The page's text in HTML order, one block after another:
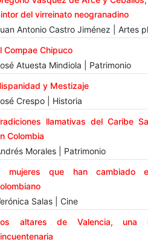
del virreinato neogranadino
Antonio Castro Jiménez | Artes
Compae Chipuco
Atuesta Mindiola | Patrimonio
y Mestizaje
Crespo | Historia
llamativas del Caribe
Colombia
Morales | Patrimonio
mujeres que han cambiado
Salas | Cine
altares de Valencia, una